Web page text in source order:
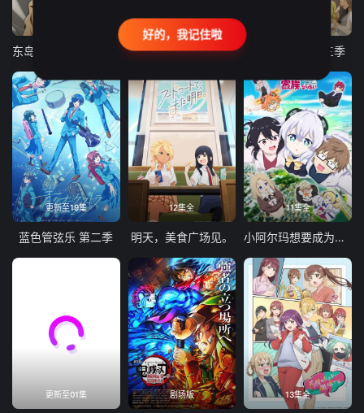
更新至21集
古诺希亚 致不灭的你 第三季
更新至19集
蓝色管弦乐 第二季
12集全
明天，美食广场见。
11集全
小阿尔玛想要成为家人
更新至01集 剧场版 13集全
好的，我记住啦